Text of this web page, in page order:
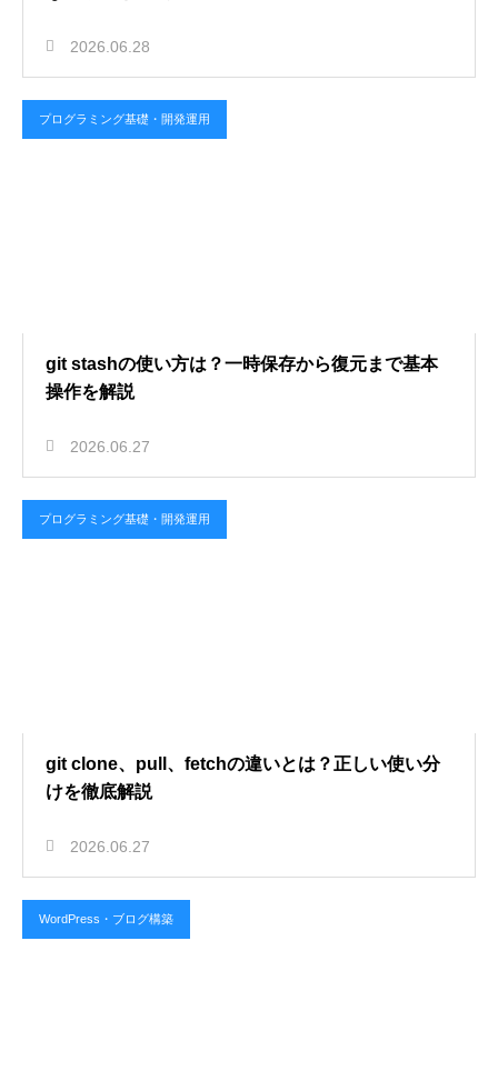
2026.06.28
プログラミング基礎・開発運用
git stashの使い方は？一時保存から復元まで基本
操作を解説
2026.06.27
プログラミング基礎・開発運用
git clone、pull、fetchの違いとは？正しい使い分
けを徹底解説
2026.06.27
WordPress・ブログ構築